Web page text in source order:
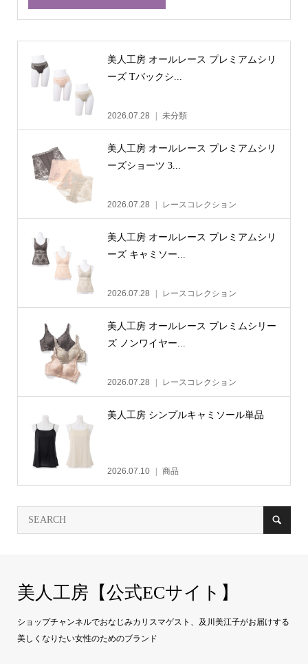
美人工房 オールレース プレミアムシリ
ーズ Tバックシ...
2026.07.28 未分類
美人工房 オールレース プレミアムシリ
ーズショーツ 3...
2026.07.28 レースコレクション
美人工房 オールレース プレミアムシリ
ーズ キャミソー...
2026.07.28 レースコレクション
美人工房 オールレース プレミムシリー
ズ ノンワイヤー...
2026.07.28 レースコレクション
美人工房 シンプルキャミソール単品
2026.07.10 商品
美人工房【公式ECサイト】
ショップチャンネルでおなじみカリスマゲスト、及川美江子がお届けする
美しくなりたい女性のためのブランド